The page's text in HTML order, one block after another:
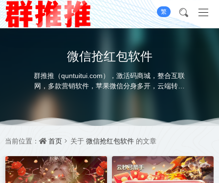
繁
微信抢红包软件
群推推（quntuitui.com），激活码商城，整合互联
网，多款营销软件，苹果微信分身多开，云端转发
软件，云端秒抢软件，苹果UDID定制服务，本着绿
捷高效的营销工具，打造一站式展示，选品，购
卡，无忧售后，全系自助的软件平台，承诺不满意
就换款，我承诺-我做到
当前位置： 首页 关于 微信抢红包软件 的文章